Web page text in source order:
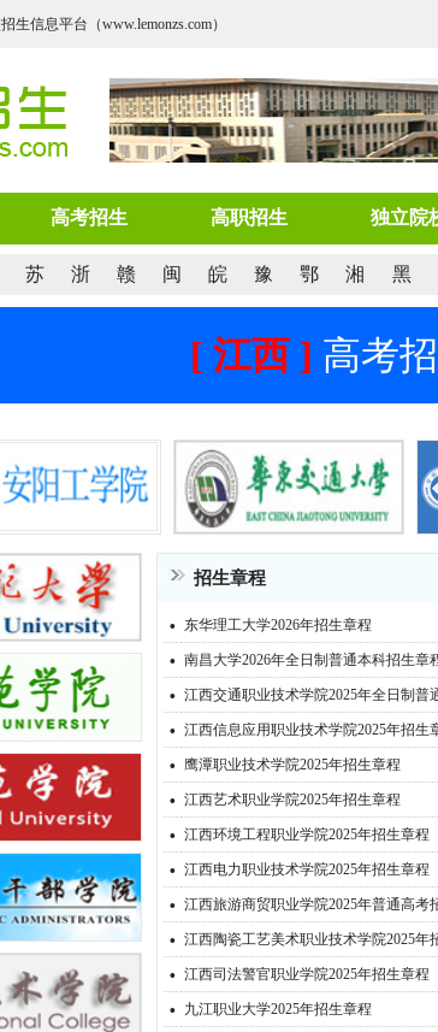
信息平台（www.lemonzs.com）
高考招生 高职招生 独立院
苏 浙 赣 闽 皖 豫 鄂 湘 黑
[ 江西 ] 高考
招生章程
· 东华理工大学2026年招生章程
· 南昌大学2026年全日制普通本科招生章
· 江西交通职业技术学院2025年全日制普
· 江西信息应用职业技术学院2025年招生
· 鹰潭职业技术学院2025年招生章程
· 江西艺术职业学院2025年招生章程
· 江西环境工程职业学院2025年招生章程
· 江西电力职业技术学院2025年招生章程
· 江西旅游商贸职业学院2025年普通高考
· 江西陶瓷工艺美术职业技术学院2025年
· 江西司法警官职业学院2025年招生章程
· 九江职业大学2025年招生章程